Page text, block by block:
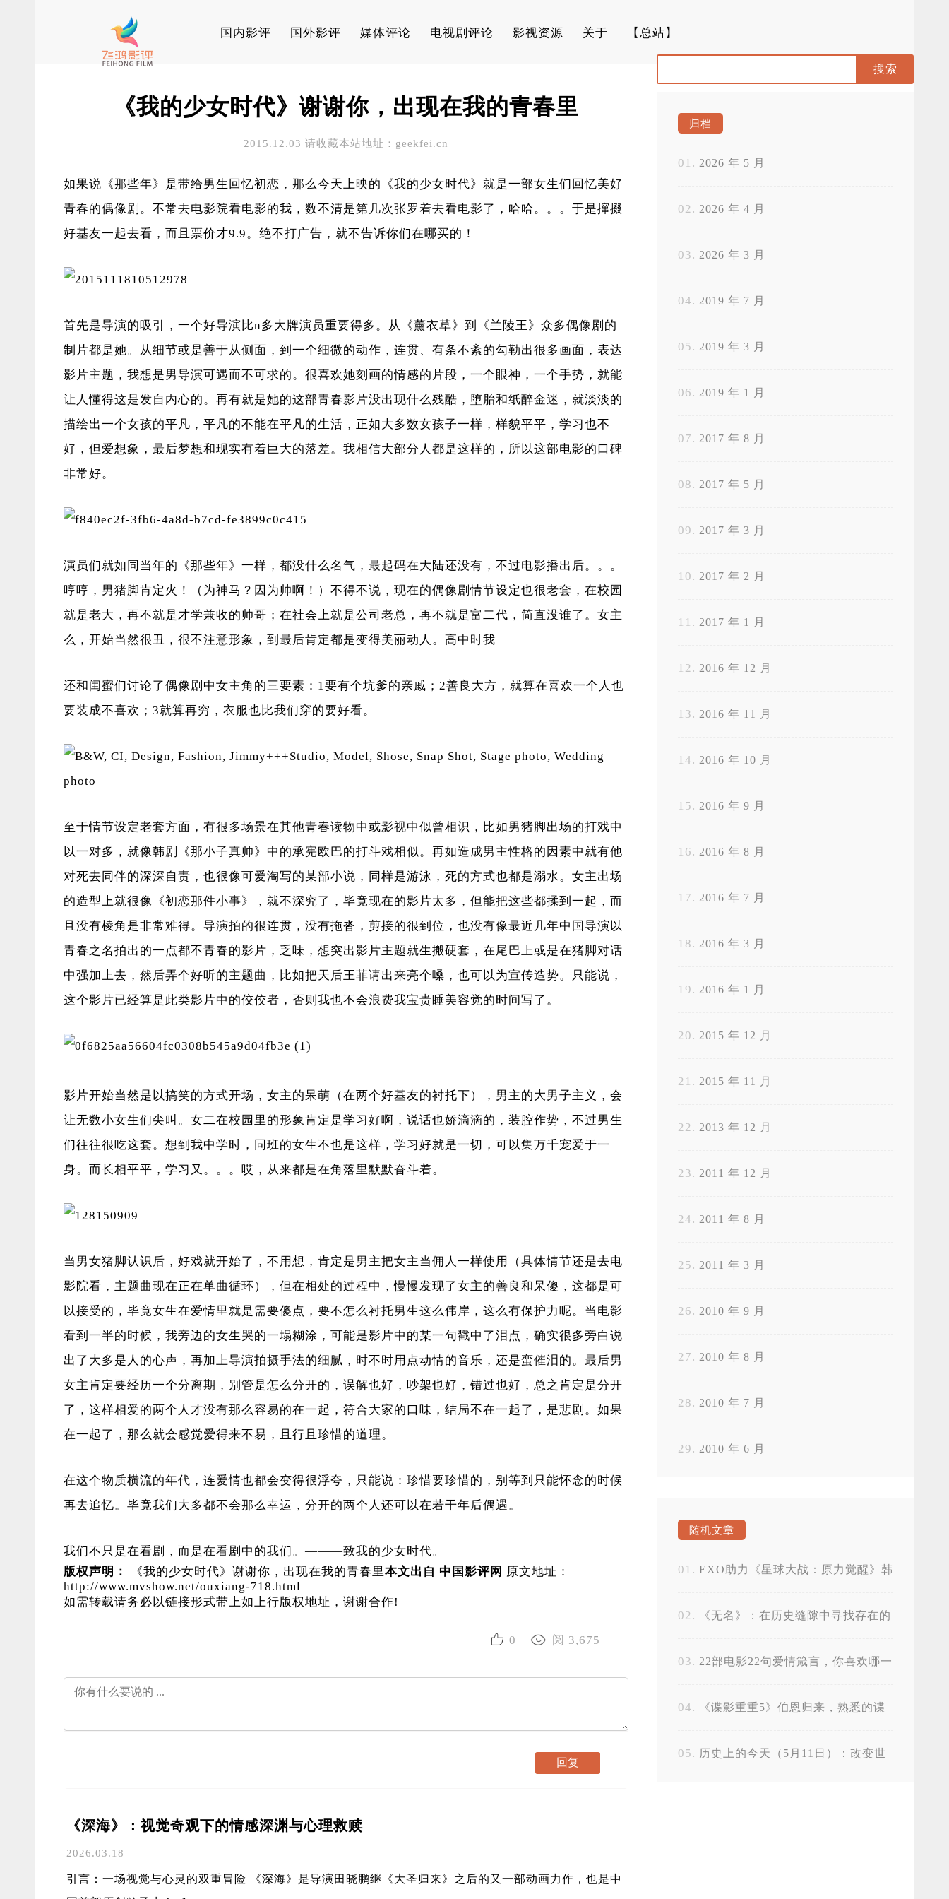
国内影评 国外影评 媒体评论 电视剧评论 影视资源 关于 【总站】
归档
2026 年 5 月
2026 年 4 月
2026 年 3 月
2019 年 7 月
2019 年 3 月
2019 年 1 月
2017 年 8 月
2017 年 5 月
2017 年 3 月
2017 年 2 月
2017 年 1 月
2016 年 12 月
2016 年 11 月
2016 年 10 月
2016 年 9 月
2016 年 8 月
2016 年 7 月
2016 年 3 月
2016 年 1 月
2015 年 12 月
2015 年 11 月
2013 年 12 月
2011 年 12 月
2011 年 8 月
2011 年 3 月
2010 年 9 月
2010 年 8 月
2010 年 7 月
2010 年 6 月
随机文章
EXO助力《星球大战：原力觉醒》韩
《无名》：在历史缝隙中寻找存在的
22部电影22句爱情箴言，你喜欢哪一
《谍影重重5》伯恩归来，熟悉的谍
历史上的今天（5月11日）：改变世
《我的少女时代》谢谢你，出现在我的青春里
2015.12.03 请收藏本站地址：geekfei.cn
如果说《那些年》是带给男生回忆初恋，那么今天上映的《我的少女时代》就是一部女生们回忆美好
青春的偶像剧。不常去电影院看电影的我，数不清是第几次张罗着去看电影了，哈哈。。。于是撺掇
好基友一起去看，而且票价才9.9。绝不打广告，就不告诉你们在哪买的！
首先是导演的吸引，一个好导演比n多大牌演员重要得多。从《薰衣草》到《兰陵王》众多偶像剧的
制片都是她。从细节或是善于从侧面，到一个细微的动作，连贯、有条不紊的勾勒出很多画面，表达
影片主题，我想是男导演可遇而不可求的。很喜欢她刻画的情感的片段，一个眼神，一个手势，就能
让人懂得这是发自内心的。再有就是她的这部青春影片没出现什么残酷，堕胎和纸醉金迷，就淡淡的
描绘出一个女孩的平凡，平凡的不能在平凡的生活，正如大多数女孩子一样，样貌平平，学习也不
好，但爱想象，最后梦想和现实有着巨大的落差。我相信大部分人都是这样的，所以这部电影的口碑
非常好。
演员们就如同当年的《那些年》一样，都没什么名气，最起码在大陆还没有，不过电影播出后。。。
哼哼，男猪脚肯定火！（为神马？因为帅啊！）不得不说，现在的偶像剧情节设定也很老套，在校园
就是老大，再不就是才学兼收的帅哥；在社会上就是公司老总，再不就是富二代，简直没谁了。女主
么，开始当然很丑，很不注意形象，到最后肯定都是变得美丽动人。高中时我
还和闺蜜们讨论了偶像剧中女主角的三要素：1要有个坑爹的亲戚；2善良大方，就算在喜欢一个人也
要装成不喜欢；3就算再穷，衣服也比我们穿的要好看。
至于情节设定老套方面，有很多场景在其他青春读物中或影视中似曾相识，比如男猪脚出场的打戏中
以一对多，就像韩剧《那小子真帅》中的承宪欧巴的打斗戏相似。再如造成男主性格的因素中就有他
对死去同伴的深深自责，也很像可爱淘写的某部小说，同样是游泳，死的方式也都是溺水。女主出场
的造型上就很像《初恋那件小事》，就不深究了，毕竟现在的影片太多，但能把这些都揉到一起，而
且没有棱角是非常难得。导演拍的很连贯，没有拖沓，剪接的很到位，也没有像最近几年中国导演以
青春之名拍出的一点都不青春的影片，乏味，想突出影片主题就生搬硬套，在尾巴上或是在猪脚对话
中强加上去，然后弄个好听的主题曲，比如把天后王菲请出来亮个嗓，也可以为宣传造势。只能说，
这个影片已经算是此类影片中的佼佼者，否则我也不会浪费我宝贵睡美容觉的时间写了。
影片开始当然是以搞笑的方式开场，女主的呆萌（在两个好基友的衬托下），男主的大男子主义，会
让无数小女生们尖叫。女二在校园里的形象肯定是学习好啊，说话也娇滴滴的，装腔作势，不过男生
们往往很吃这套。想到我中学时，同班的女生不也是这样，学习好就是一切，可以集万千宠爱于一
身。而长相平平，学习又。。。哎，从来都是在角落里默默奋斗着。
当男女猪脚认识后，好戏就开始了，不用想，肯定是男主把女主当佣人一样使用（具体情节还是去电
影院看，主题曲现在正在单曲循环），但在相处的过程中，慢慢发现了女主的善良和呆傻，这都是可
以接受的，毕竟女生在爱情里就是需要傻点，要不怎么衬托男生这么伟岸，这么有保护力呢。当电影
看到一半的时候，我旁边的女生哭的一塌糊涂，可能是影片中的某一句戳中了泪点，确实很多旁白说
出了大多是人的心声，再加上导演拍摄手法的细腻，时不时用点动情的音乐，还是蛮催泪的。最后男
女主肯定要经历一个分离期，别管是怎么分开的，误解也好，吵架也好，错过也好，总之肯定是分开
了，这样相爱的两个人才没有那么容易的在一起，符合大家的口味，结局不在一起了，是悲剧。如果
在一起了，那么就会感觉爱得来不易，且行且珍惜的道理。
在这个物质横流的年代，连爱情也都会变得很浮夸，只能说：珍惜要珍惜的，别等到只能怀念的时候
再去追忆。毕竟我们大多都不会那么幸运，分开的两个人还可以在若干年后偶遇。
我们不只是在看剧，而是在看剧中的我们。———致我的少女时代。
版权声明：
《我的少女时代》谢谢你，出现在我的青春里本文出自 中国影评网 原文地址：
http://www.mvshow.net/ouxiang-718.html
如需转载请务必以链接形式带上如上行版权地址，谢谢合作!
阅 3,675
0
《深海》：视觉奇观下的情感深渊与心理救赎
2026.03.18
引言：一场视觉与心灵的双重冒险 《深海》是导演田晓鹏继《大圣归来》之后的又一部动画力作，也是中